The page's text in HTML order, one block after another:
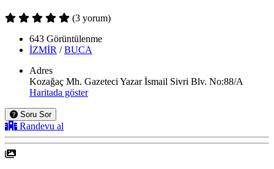
(3 yorum)
643 Görüntülenme
İZMİR /BUCA
Adres
Kozağaç Mh. Gazeteci Yazar İsmail Sivri Blv. No:88/A
Haritada göster
Soru Sor
Randevu al